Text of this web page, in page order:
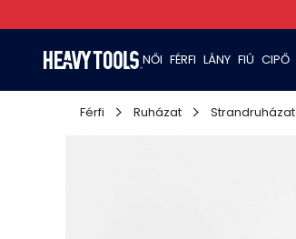
NŐI FÉRFI LÁNY FIÚ CIPŐ
Férfi Ruházat Strandruházat